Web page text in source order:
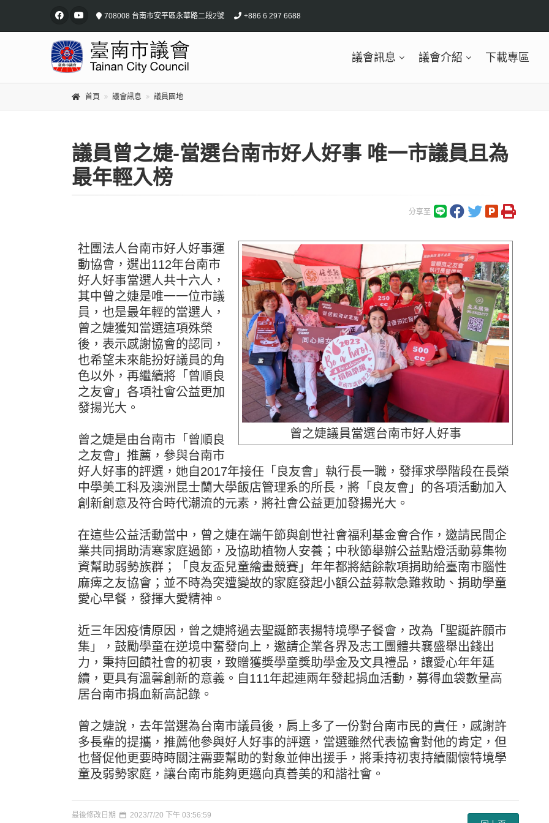
708008 台南市安平區永華路二段2號 +886 6 297 6688
議會訊息 議會介紹 下載專區
首頁 議會訊息 議員園地
議員曾之婕-當選台南市好人好事 唯一市議員且為
最年輕入榜
分享至
曾之婕議員當選台南市好人好事
社團法人台南市好人好事運
動協會，選出112年台南市
好人好事當選人共十六人，
其中曾之婕是唯一一位市議
員，也是最年輕的當選人，
曾之婕獲知當選這項殊榮
後，表示感謝協會的認同，
也希望未來能扮好議員的角
色以外，再繼續將「曾順良
之友會」各項社會公益更加
發揚光大。
曾之婕是由台南市「曾順良
之友會」推薦，參與台南市
好人好事的評選，她自2017年接任「良友會」執行長一職，發揮求學階段在長榮
中學美工科及澳洲昆士蘭大學飯店管理系的所長，將「良友會」的各項活動加入
創新創意及符合時代潮流的元素，將社會公益更加發揚光大。
在這些公益活動當中，曾之婕在端午節與創世社會福利基金會合作，邀請民間企
業共同捐助清寒家庭過節，及協助植物人安養；中秋節舉辦公益點燈活動募集物
資幫助弱勢族群；「良友盃兒童繪畫競賽」年年都將結餘款項捐助給臺南市腦性
麻痺之友協會；並不時為突遭變故的家庭發起小額公益募款急難救助、捐助學童
愛心早餐，發揮大愛精神。
近三年因疫情原因，曾之婕將過去聖誕節表揚特境學子餐會，改為「聖誕許願市
集」，鼓勵學童在逆境中奮發向上，邀請企業各界及志工團體共襄盛舉出錢出
力，秉持回饋社會的初衷，致贈獲獎學童獎助學金及文具禮品，讓愛心年年延
續，更具有溫馨創新的意義。自111年起連兩年發起捐血活動，募得血袋數量高
居台南市捐血新高記錄。
曾之婕說，去年當選為台南市議員後，肩上多了一份對台南市民的責任，感謝許
多長輩的提攜，推薦他參與好人好事的評選，當選雖然代表協會對他的肯定，但
也督促他更要時時關注需要幫助的對象並伸出援手，將秉持初衷持續關懷特境學
童及弱勢家庭，讓台南市能夠更邁向真善美的和諧社會。
最後修改日期 2023/7/20 下午 03:56:59